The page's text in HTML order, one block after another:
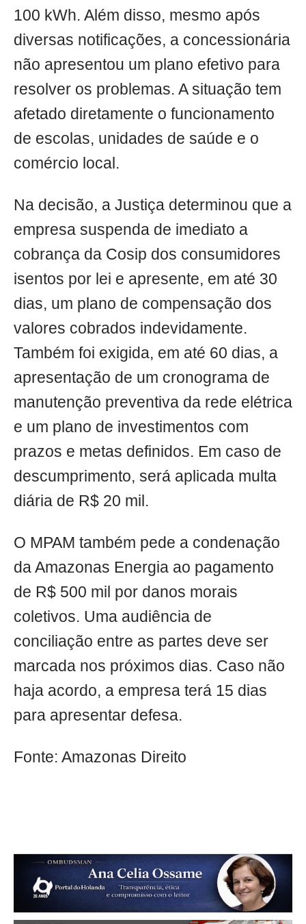
100 kWh. Além disso, mesmo após
diversas notificações, a concessionária
não apresentou um plano efetivo para
resolver os problemas. A situação tem
afetado diretamente o funcionamento
de escolas, unidades de saúde e o
comércio local.
Na decisão, a Justiça determinou que a
empresa suspenda de imediato a
cobrança da Cosip dos consumidores
isentos por lei e apresente, em até 30
dias, um plano de compensação dos
valores cobrados indevidamente.
Também foi exigida, em até 60 dias, a
apresentação de um cronograma de
manutenção preventiva da rede elétrica
e um plano de investimentos com
prazos e metas definidos. Em caso de
descumprimento, será aplicada multa
diária de R$ 20 mil.
O MPAM também pede a condenação
da Amazonas Energia ao pagamento
de R$ 500 mil por danos morais
coletivos. Uma audiência de
conciliação entre as partes deve ser
marcada nos próximos dias. Caso não
haja acordo, a empresa terá 15 dias
para apresentar defesa.
Fonte: Amazonas Direito